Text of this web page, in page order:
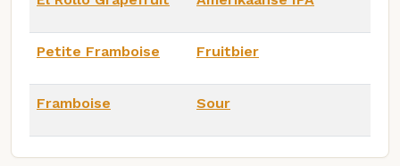
Petite Framboise Fruitbier
Framboise Sour